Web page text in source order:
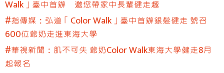
Walk」臺中首辦 邀您帶家中長輩健走趣
#指傳媒：弘道「Color Walk」臺中首辦銀髮健走 號召
600位爺奶走進東海大學
#華視新聞：肌不可失 爺奶Color Walk東海大學健走8月
起報名